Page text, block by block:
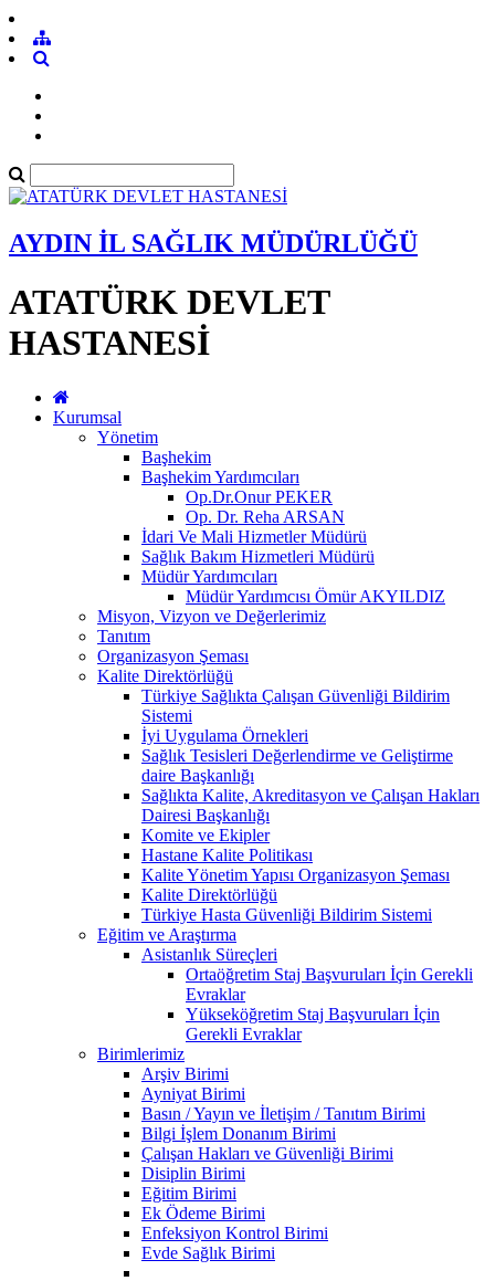
AYDIN İL SAĞLIK MÜDÜRLÜĞÜ
ATATÜRK DEVLET
HASTANESİ
Kurumsal
Yönetim
Başhekim
Başhekim Yardımcıları
Op.Dr.Onur PEKER
Op. Dr. Reha ARSAN
İdari Ve Mali Hizmetler Müdürü
Sağlık Bakım Hizmetleri Müdürü
Müdür Yardımcıları
Müdür Yardımcısı Ömür AKYILDIZ
Misyon, Vizyon ve Değerlerimiz
Tanıtım
Organizasyon Şeması
Kalite Direktörlüğü
Türkiye Sağlıkta Çalışan Güvenliği Bildirim
Sistemi
İyi Uygulama Örnekleri
Sağlık Tesisleri Değerlendirme ve Geliştirme
daire Başkanlığı
Sağlıkta Kalite, Akreditasyon ve Çalışan Hakları
Dairesi Başkanlığı
Komite ve Ekipler
Hastane Kalite Politikası
Kalite Yönetim Yapısı Organizasyon Şeması
Kalite Direktörlüğü
Türkiye Hasta Güvenliği Bildirim Sistemi
Eğitim ve Araştırma
Asistanlık Süreçleri
Ortaöğretim Staj Başvuruları İçin Gerekli
Evraklar
Yükseköğretim Staj Başvuruları İçin
Gerekli Evraklar
Birimlerimiz
Arşiv Birimi
Ayniyat Birimi
Basın / Yayın ve İletişim / Tanıtım Birimi
Bilgi İşlem Donanım Birimi
Çalışan Hakları ve Güvenliği Birimi
Disiplin Birimi
Eğitim Birimi
Ek Ödeme Birimi
Enfeksiyon Kontrol Birimi
Evde Sağlık Birimi